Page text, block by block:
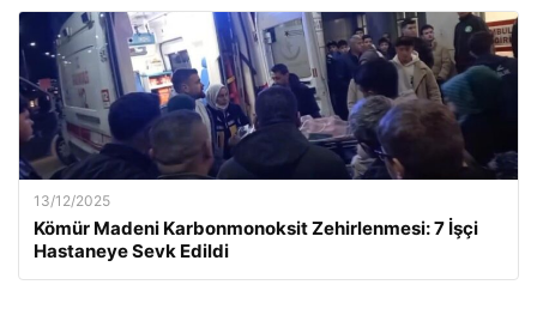
13/12/2025
Kömür Madeni Karbonmonoksit Zehirlenmesi: 7 İşçi
Hastaneye Sevk Edildi